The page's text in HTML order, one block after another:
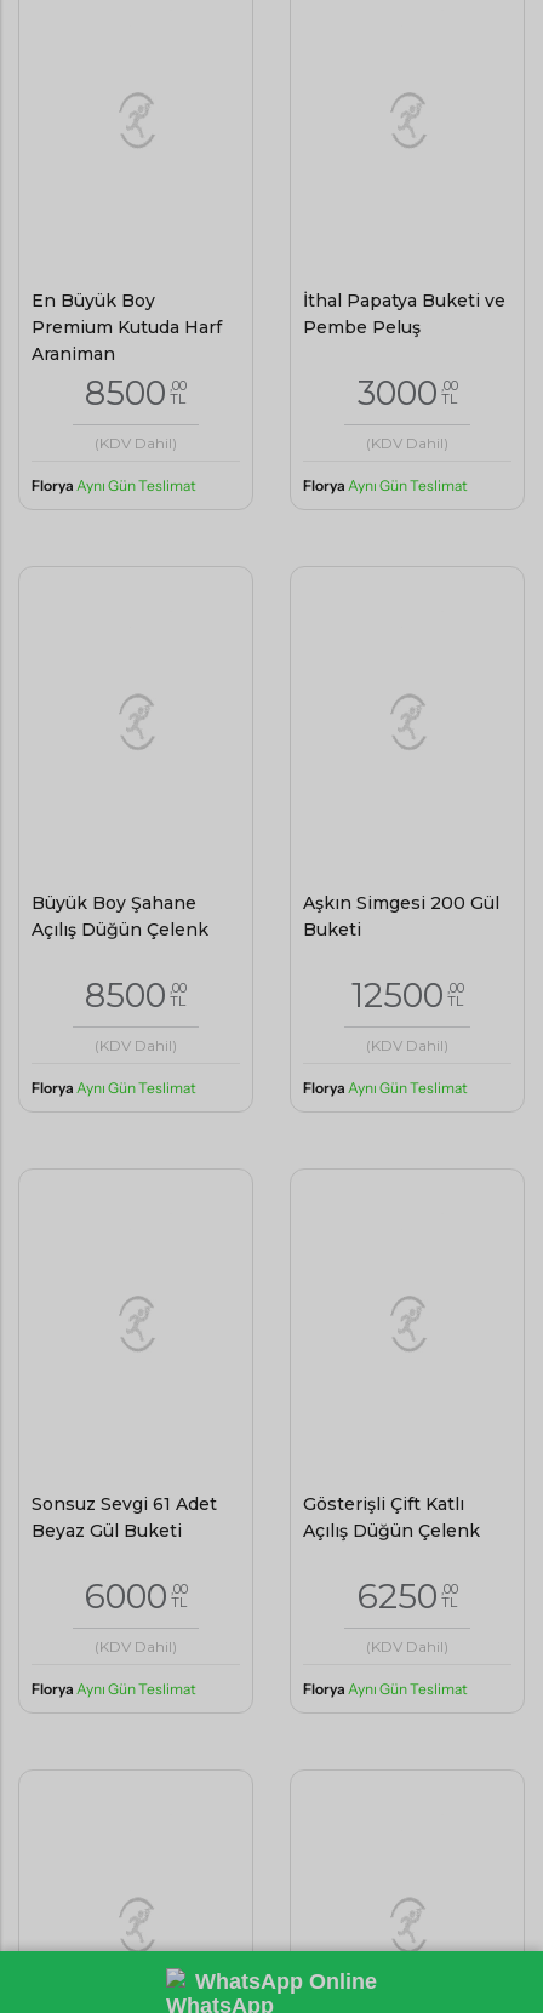
En Büyük Boy
Premium Kutuda Harf
Aranjman
8500 ,00
TL
(KDV Dahil)
Florya Aynı Gün Teslimat
İthal Papatya Buketi ve
Pembe Peluş
3000 ,00
TL
(KDV Dahil)
Florya Aynı Gün Teslimat
Büyük Boy Şahane
Açılış Düğün Çelenk
8500 ,00
TL
(KDV Dahil)
Florya Aynı Gün Teslimat
Aşkın Simgesi 200 Gül
Buketi
12500 ,00
TL
(KDV Dahil)
Florya Aynı Gün Teslimat
Sonsuz Sevgi 61 Adet
Beyaz Gül Buketi
6000 ,00
TL
(KDV Dahil)
Florya Aynı Gün Teslimat
Gösterişli Çift Katlı
Açılış Düğün Çelenk
6250 ,00
TL
(KDV Dahil)
Florya Aynı Gün Teslimat
WhatsApp Online